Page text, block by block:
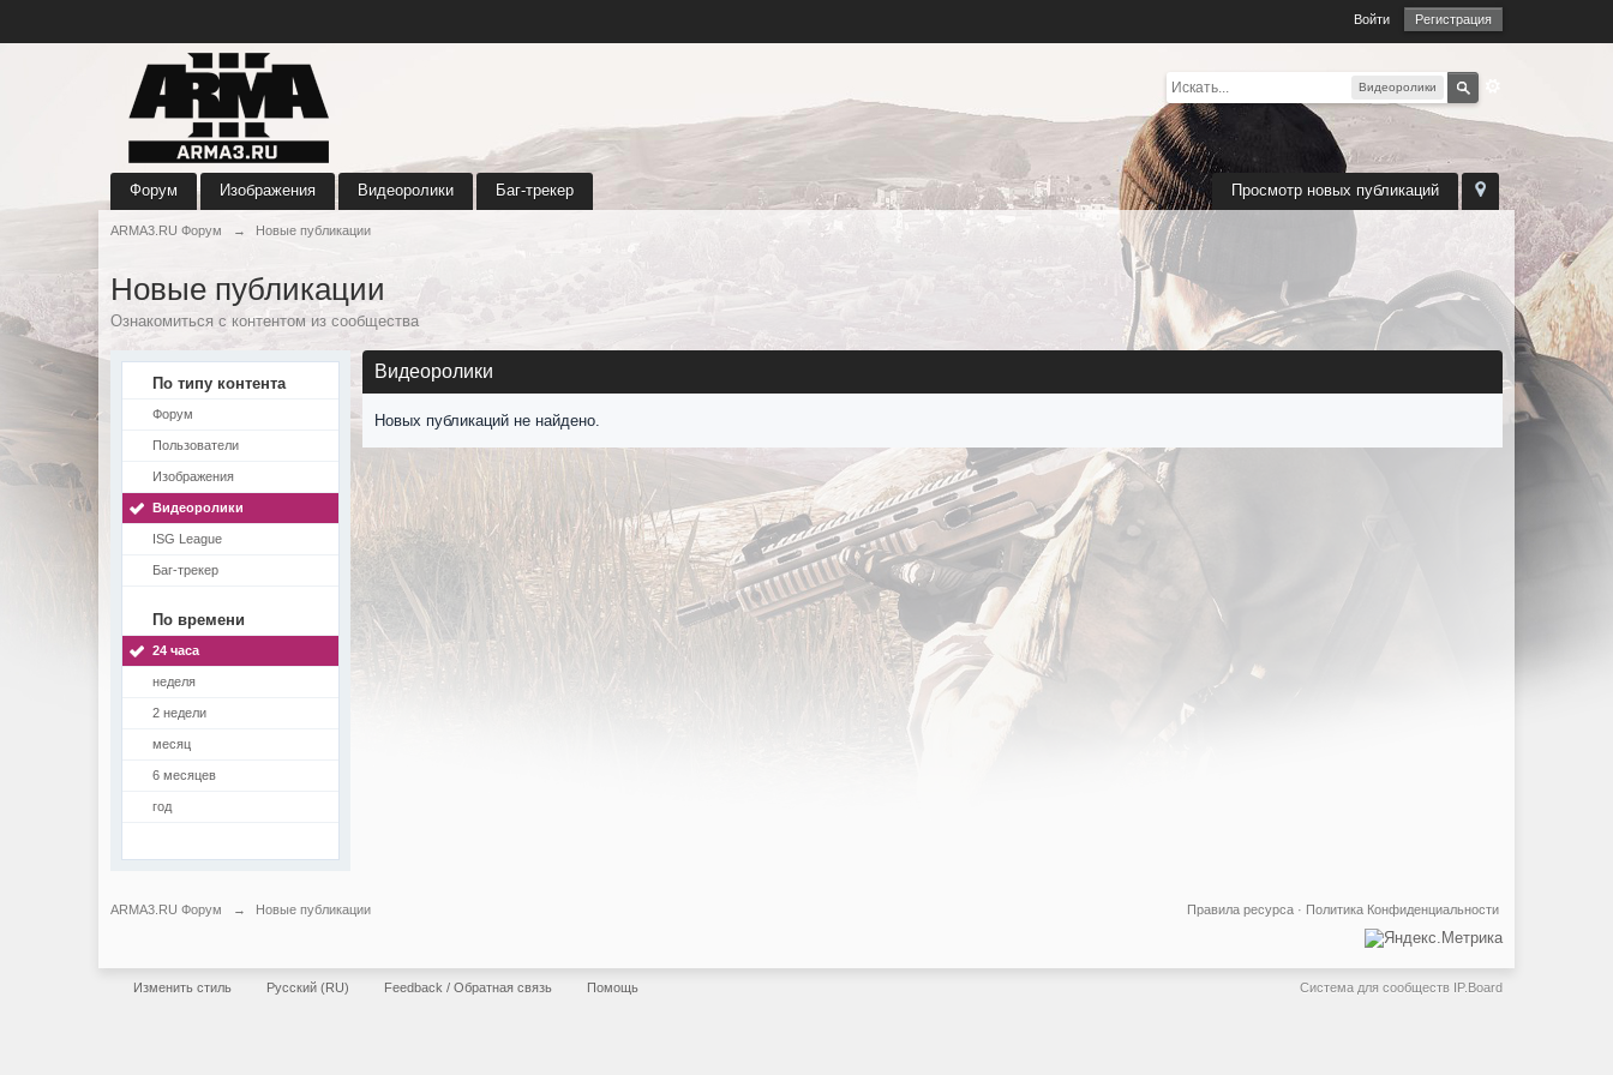
Войти Регистрация
Видеоролики
Просмотр новых публикаций
Форум Изображения Видеоролики Баг-трекер
ARMA3.RU Форум → Новые публикации
Новые публикации
Ознакомиться с контентом из сообщества
По типу контента
Форум
Пользователи
Изображения
Видеоролики
ISG League
Баг-трекер
По времени
24 часа
неделя
2 недели
месяц
6 месяцев
год
Видеоролики
Новых публикаций не найдено.
ARMA3.RU Форум → Новые публикации Политика Конфиденциальности
Правила ресурса ·
Изменить стиль Русский (RU) Feedback / Обратная связь Помощь Система для сообществ IP.Board